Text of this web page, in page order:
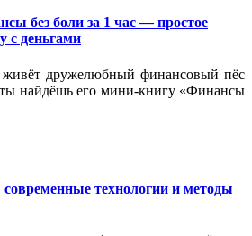
без боли за 1 час — простое
с деньгами
дружелюбный финансовый пёс
найдёшь его мини‑книгу «Финансы
технологии и методы